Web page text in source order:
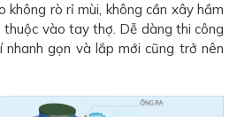
không rò rỉ mùi, không cần xây hầm
vào tay thợ. Dễ dàng thi công
gọn và lắp mới cũng trở nên